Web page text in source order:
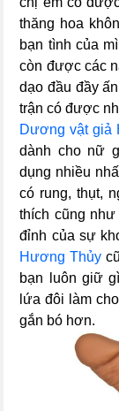
thăng hoa
bạn tình của
còn được các
dạo đầu đầy
trận có được
Dương vật giả
dành cho nữ
dụng nhiều
có rung, thụt,
thích cũng
đỉnh của sự
Hương Thủy
bạn luôn giữ
lứa đôi làm
gắn bó hơn.